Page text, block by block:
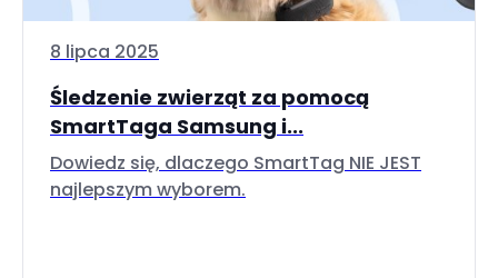
8 lipca 2025
Śledzenie zwierząt za pomocą
SmartTaga Samsung i...
Dowiedz się, dlaczego SmartTag NIE JEST
najlepszym wyborem.